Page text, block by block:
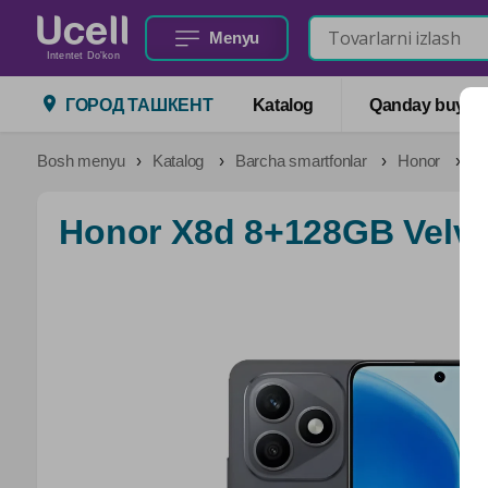
Intentet Do'kon
Menyu
ГОРОД ТАШКЕНТ Katalog Qanday
Bosh menyu Katalog Barcha smartfonlar Honor
Honor X8d 8+128GB